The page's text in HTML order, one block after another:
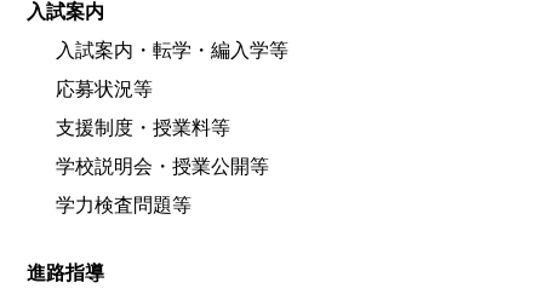
入試案内
入試案内・転学・編入学等
応募状況等
支援制度・授業料等
学校説明会・授業公開等
学力検査問題等
進路指導